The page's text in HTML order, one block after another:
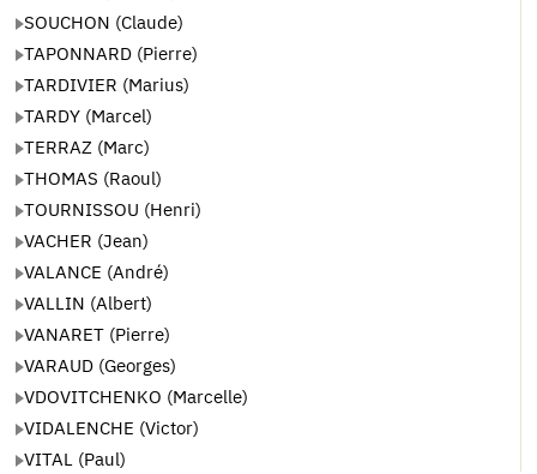
SOUCHON (Claude)
TAPONNARD (Pierre)
TARDIVIER (Marius)
TARDY (Marcel)
TERRAZ (Marc)
THOMAS (Raoul)
TOURNISSOU (Henri)
VACHER (Jean)
VALANCE (André)
VALLIN (Albert)
VANARET (Pierre)
VARAUD (Georges)
VDOVITCHENKO (Marcelle)
VIDALENCHE (Victor)
VITAL (Paul)